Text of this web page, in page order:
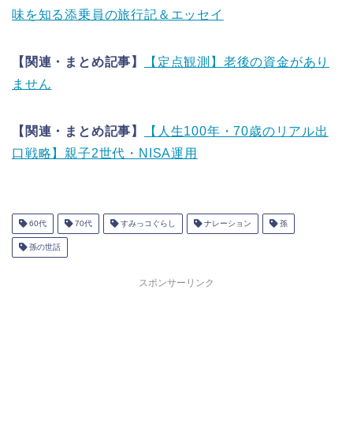
味を知る添乗員の旅行記＆エッセイ
【関連・まとめ記事】
【定点観測】老後の資金があり
ません
【関連・まとめ記事】
【人生100年・70歳のリアル出
口戦略】親子2世代・NISA運用
60代 70代 すみっコぐらし ナレーション 孫
孫の世話
スポンサーリンク